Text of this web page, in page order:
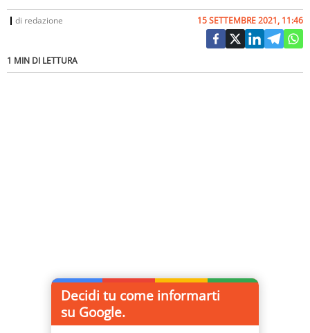
di redazione
1 MIN DI LETTURA
15 SETTEMBRE 2021, 11:46
Decidi tu come informarti
su Google.